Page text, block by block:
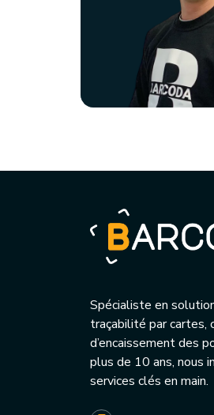
Spécialiste en
traçabilité par cartes,
d’encaissement des
plus de 10 ans, nous
services clés en main.